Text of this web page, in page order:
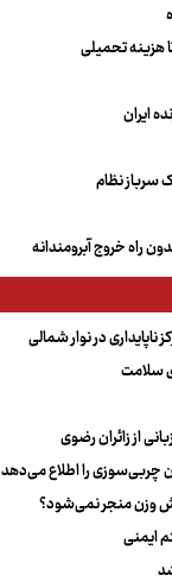
هزینه تحمیلی
ایران
سرباز نظام
راه خروج آبرومندانه
در نوار شمالی
سلامت
از زائران رضوی
چربی‌سوزی را اطلاع می‌دهد
وزن منجر نمی‌شود؟